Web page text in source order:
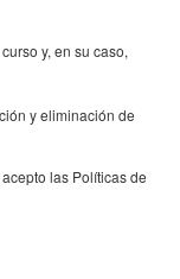
y, en su caso,
y eliminación de
las Políticas de